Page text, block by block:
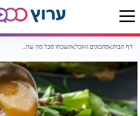
דף הבית מתכונים ואוכל תשכחו מכל מה שהכרתם - זה הרוטב שישדרג כל סלט